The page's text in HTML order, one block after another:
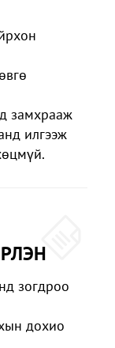
замхрааж
илгээж
зогдроо
дохио